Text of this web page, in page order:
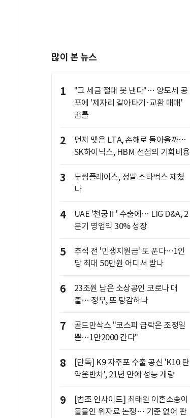
많이 본 뉴스
1
"그 세금 절대 못 낸다"… 양도세 공
포에 '제자리 갈아타기·교환 매매'
꿈틀
2
먼저 맺은 LTA, 손해로 돌아올까…
SK하이닉스, HBM 선점의 기회비용
3
투썸플레이스, 정말 스타벅스 제쳤
나
4
UAE '천궁Ⅱ' 수출에… LIG D&A, 2
분기 영업익 30% 성장
5
추석 전 '민생지원금' 또 푼다…1인
당 최대 50만원 어디서 받나
6
23조원 남은 소상공인 코로나 대
출… 정부, 또 탕감하나
7
골드만삭스 "코스피 급락은 조정일
뿐…1만2000 간다"
8
[단독] K9 자주포 수출 공신 'K10 탄
약운반차', 21년 만에 성능 개량
9
[법조 인사이드] 최태원 이혼소송이
불붙인 위자료 논쟁… 기준 없어 판